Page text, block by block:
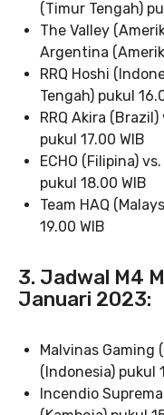
(Timur Tengah)
The Valley
Argentina
RRQ Hoshi
Tengah) pukul
RRQ Akira
pukul 17.00 WIB
ECHO (Filipina)
pukul 18.00 WIB
Team HAQ
19.00 WIB
3. Jadwal M4
Januari 2023:
Malvinas Gaming
(Indonesia) pukul
Incendio